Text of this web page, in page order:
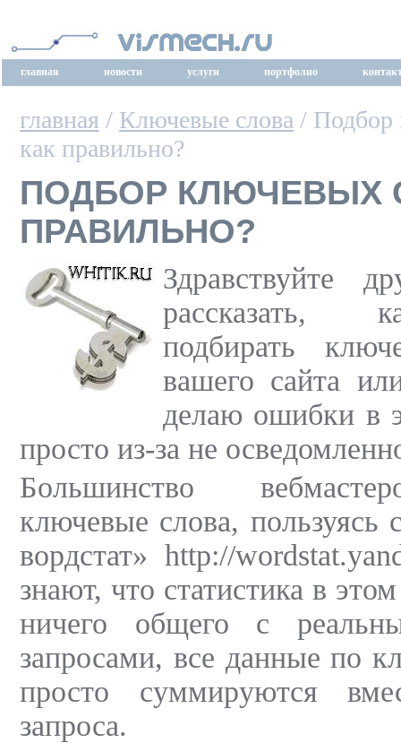
главная новости услуги портфолио
главная / Ключевые слова /
как правильно?
ПОДБОР КЛЮЧЕВЫХ
ПРАВИЛЬНО?
Здравствуйте
рассказать,
подбирать
вашего сайта
делаю ошибки в
просто из-за не
Большинство
ключевые слова, пользуясь
вордстат» http://
знают, что статистика в
ничего общего с
запросами, все данные по
просто суммируются
запроса.